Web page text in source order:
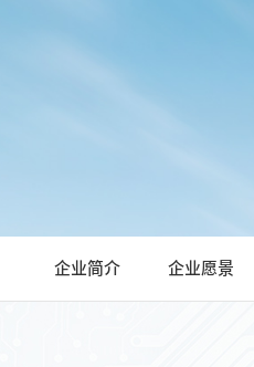
企业简介 企业愿景